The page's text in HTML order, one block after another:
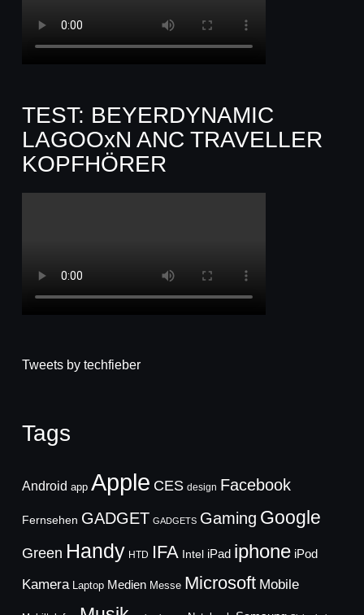
TEST: BEYERDYNAMIC
LAGOOxN ANC TRAVELLER
KOPFHÖRER
Tweets by techfieber
Tags
Android app Apple CES design Facebook
Fernsehen GADGET GADGETS Gaming Google
Green Handy HTD IFA Intel iPad iphone iPod
Kamera Laptop Medien Messe Microsoft Mobile